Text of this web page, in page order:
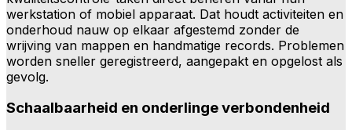
werkstation of mobiel apparaat. Dat houdt activiteiten en
onderhoud nauw op elkaar afgestemd zonder de
wrijving van mappen en handmatige records. Problemen
worden sneller geregistreerd, aangepakt en opgelost als
gevolg.
Schaalbaarheid en onderlinge verbondenheid